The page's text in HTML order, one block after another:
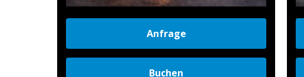
Anfrage
Buchen